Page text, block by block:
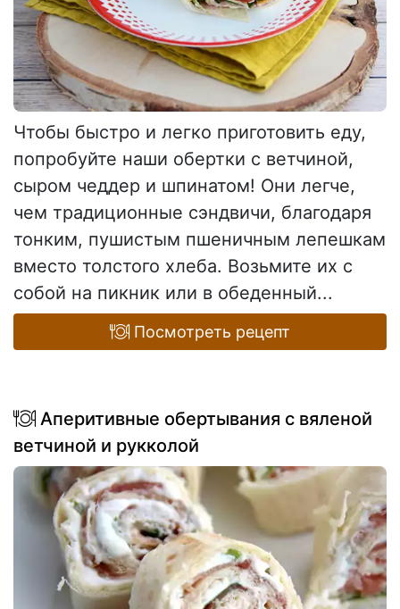
Чтобы быстро и легко приготовить еду,
попробуйте наши обертки с ветчиной,
сыром чеддер и шпинатом! Они легче,
чем традиционные сэндвичи, благодаря
тонким, пушистым пшеничным лепешкам
вместо толстого хлеба. Возьмите их с
собой на пикник или в обеденный...
Посмотреть рецепт
Аперитивные обертывания с вяленой
ветчиной и рукколой